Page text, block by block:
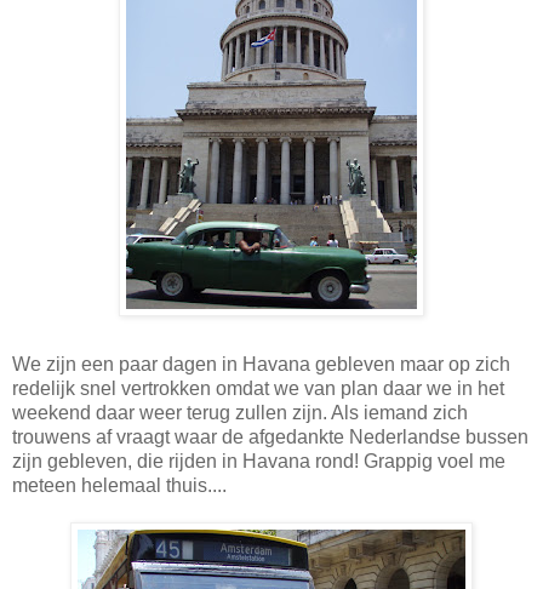
We zijn een paar dagen in Havana gebleven maar op zich
redelijk snel vertrokken omdat we van plan daar we in het
weekend daar weer terug zullen zijn. Als iemand zich
trouwens af vraagt waar de afgedankte Nederlandse bussen
zijn gebleven, die rijden in Havana rond! Grappig voel me
meteen helemaal thuis....